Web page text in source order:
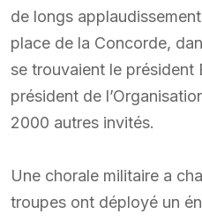
de longs
place de la Concorde,
se trouvaient le président
président de
2000 autres invités.
Une chorale militaire a
troupes ont déployé un